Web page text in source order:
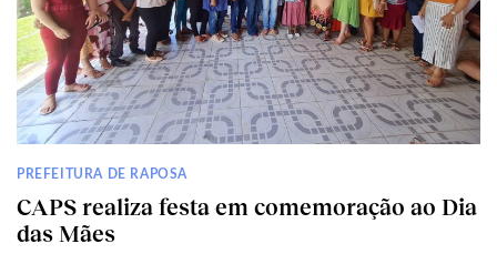
PREFEITURA DE RAPOSA
CAPS realiza festa em comemoração ao Dia
das Mães